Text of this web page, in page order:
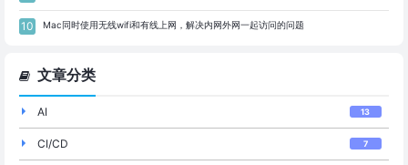
Mac同时使用无线wifi和有线上网，解决内网外网一起访问的问题
文章分类
AI 13
CI/CD 7